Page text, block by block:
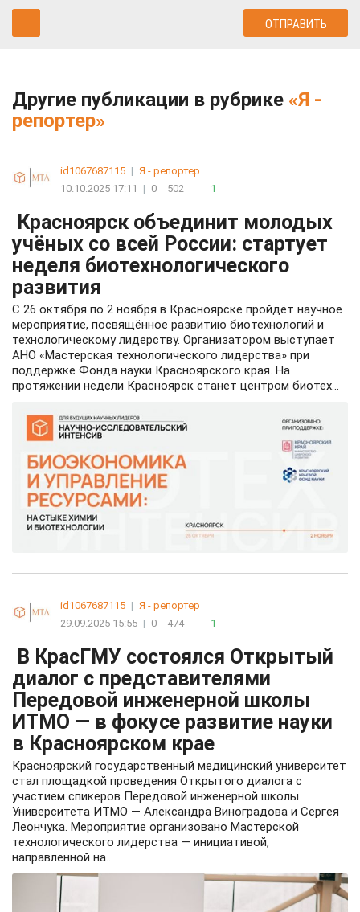
Другие публикации в рубрике «Я -
репортер»
id1067687115 | Я - репортер
10.10.2025 17:11
| 0 502 1
Красноярск объединит молодых
учёных со всей России: стартует
неделя биотехнологического
развития
С 26 октября по 2 ноября в Красноярске пройдёт научное
мероприятие, посвящённое развитию биотехнологий и
технологическому лидерству. Организатором выступает
АНО «Мастерская технологического лидерства» при
поддержке Фонда науки Красноярского края. На
протяжении недели Красноярск станет центром биотех...
id1067687115 | Я - репортер
29.09.2025 15:55 | 0 474 1
В КрасГМУ состоялся Открытый
диалог с представителями
Передовой инженерной школы
ИТМО — в фокусе развитие науки
в Красноярском крае
Красноярский государственный медицинский университет
стал площадкой проведения Открытого диалога с
участием спикеров Передовой инженерной школы
Университета ИТМО — Александра Виноградова и Сергея
Леончука. Мероприятие организовано Мастерской
технологического лидерства — инициативой,
направленной на...